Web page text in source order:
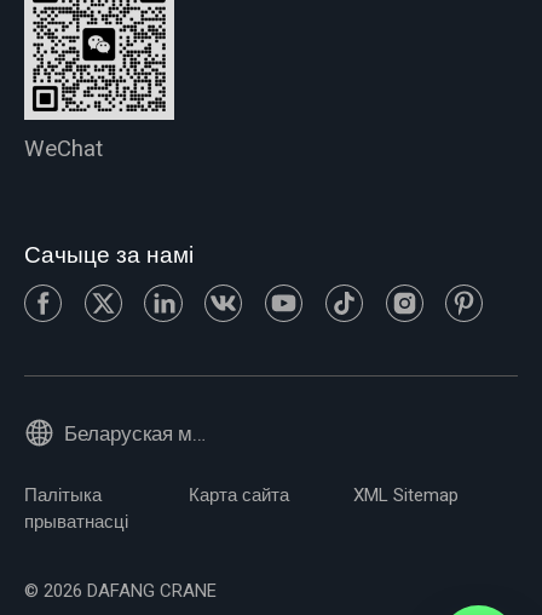
WeChat
Сачыце за намі
Беларуская мова
Палітыка
прыватнасці
Карта сайта XML Sitemap
© 2026 DAFANG CRANE